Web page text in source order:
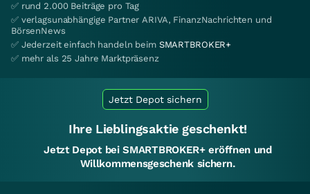
✅ rund 2.000 Beiträge pro Tag
✅ verlagsunabhängige Partner ARIVA, FinanzNachrichten und
BörsenNews
✅ Jederzeit einfach handeln beim SMARTBROKER+
✅ mehr als 25 Jahre Marktpräsenz
Jetzt Depot sichern
Ihre Lieblingsaktie geschenkt!
Jetzt Depot bei SMARTBROKER+ eröffnen und
Willkommensgeschenk sichern.